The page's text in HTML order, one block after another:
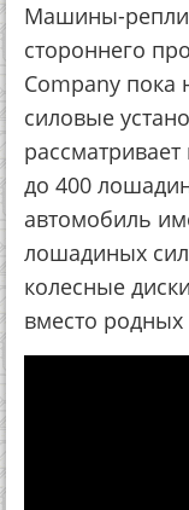
Машины-
стороннего
Company пока
силовые
до 400
автомобиль
лошадиных
колесные
вместо